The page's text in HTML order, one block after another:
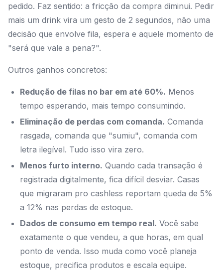
pedido. Faz sentido: a fricção da compra diminui. Pedir
mais um drink vira um gesto de 2 segundos, não uma
decisão que envolve fila, espera e aquele momento de
"será que vale a pena?".
Outros ganhos concretos:
Redução de filas no bar em até 60%. Menos
tempo esperando, mais tempo consumindo.
Eliminação de perdas com comanda. Comanda
rasgada, comanda que "sumiu", comanda com
letra ilegível. Tudo isso vira zero.
Menos furto interno. Quando cada transação é
registrada digitalmente, fica difícil desviar. Casas
que migraram pro cashless reportam queda de 5%
a 12% nas perdas de estoque.
Dados de consumo em tempo real. Você sabe
exatamente o que vendeu, a que horas, em qual
ponto de venda. Isso muda como você planeja
estoque, precifica produtos e escala equipe.